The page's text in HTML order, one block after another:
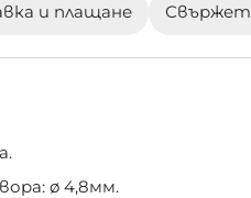
и плащане
ø 4,8мм.